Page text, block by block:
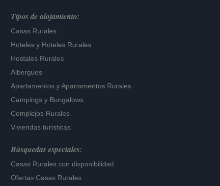
Tipos de alojamiento:
Casas Rurales
Hoteles y Hoteles Rurales
Hostales Rurales
Albergues
Apartamentos yApartamentos Rurales
Campings y Bungalows
Complejos Rurales
Viviendas turísticas
Búsquedas especiales:
Casas Rurales con disponibilidad
Ofertas Casas Rurales